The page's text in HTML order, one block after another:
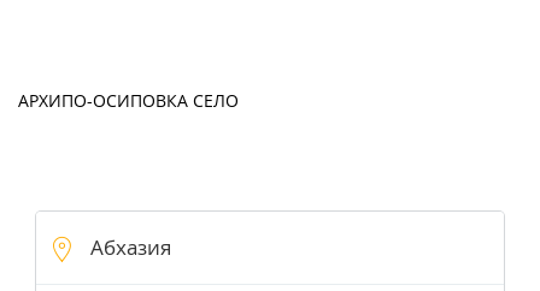
АРХИПО-ОСИПОВКА СЕЛО